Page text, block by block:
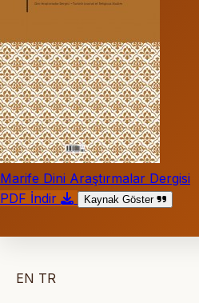
Marife Dini Araştırmalar Dergisi
PDF İndir
Kaynak Göster
EN TR